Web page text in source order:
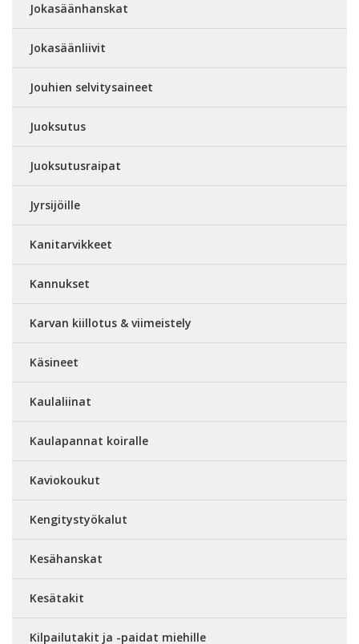
Jokasäänhanskat
Jokasäänliivit
Jouhien selvitysaineet
Juoksutus
Juoksutusraipat
Jyrsijöille
Kanitarvikkeet
Kannukset
Karvan kiillotus & viimeistely
Käsineet
Kaulaliinat
Kaulapannat koiralle
Kaviokoukut
Kengitystyökalut
Kesähanskat
Kesätakit
Kilpailutakit ja -paidat miehille